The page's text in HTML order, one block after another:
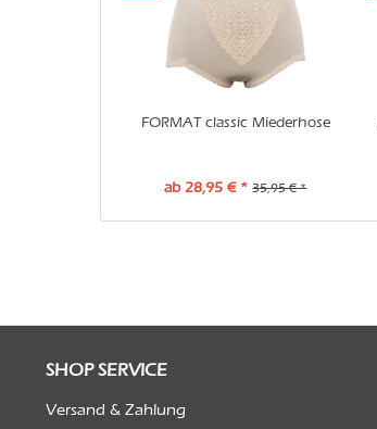
FORMAT classic Miederhose
ab 28,95 € * 35,95 € *
SHOP SERVICE
Versand & Zahlung